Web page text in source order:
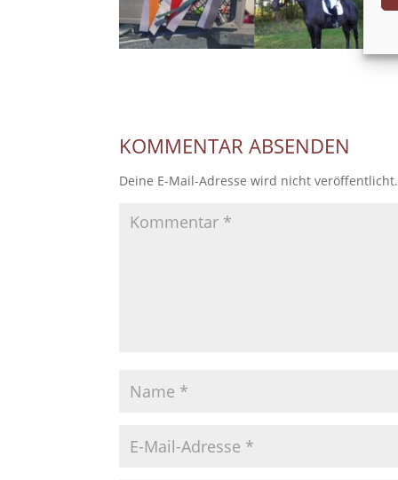
KOMMENTAR ABSENDEN
Deine E-Mail-Adresse wird nicht veröffentlicht.